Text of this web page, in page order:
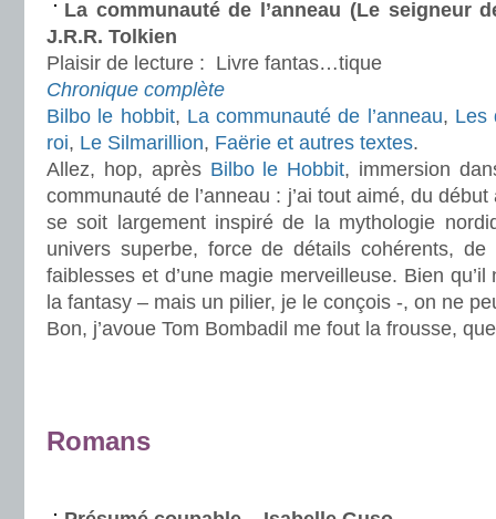
La communauté de l’anneau (Le seigneur
J.R.R. Tolkien
Plaisir de lecture : Livre fantas…tique
Chronique complète
Bilbo le hobbit, La communauté de l’anneau, Les
roi, Le Silmarillion, Faërie et autres textes.
Allez, hop, après Bilbo le Hobbit, immersion
communauté de l’anneau : j’ai tout aimé, du
se soit largement inspiré de la mythologie
univers superbe, force de détails cohérents, de
faiblesses et d’une magie merveilleuse. Bien
la fantasy – mais un pilier, je le conçois -, on ne
Bon, j’avoue Tom Bombadil me fout la frousse,
Romans